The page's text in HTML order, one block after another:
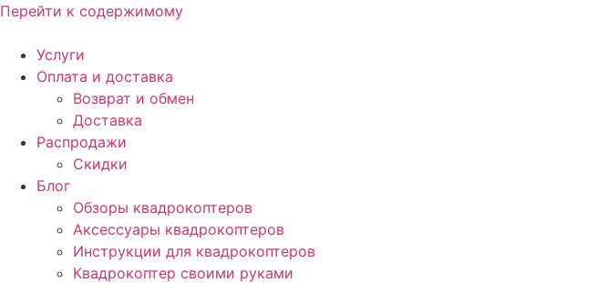
Перейти к содержимому
Услуги
Оплата и доставка
Возврат и обмен
Доставка
Распродажи
Скидки
Блог
Обзоры квадрокоптеров
Аксессуары квадрокоптеров
Инструкции для квадрокоптеров
Квадрокоптер своими руками